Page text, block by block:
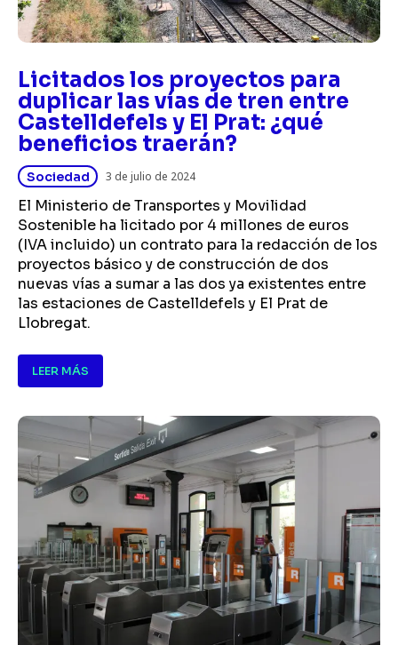
Licitados los proyectos para
duplicar las vías de tren entre
Castelldefels y El Prat: ¿qué
beneficios traerán?
Sociedad 3 de julio de 2024
El Ministerio de Transportes y Movilidad
Sostenible ha licitado por 4 millones de euros
(IVA incluido) un contrato para la redacción de los
proyectos básico y de construcción de dos
nuevas vías a sumar a las dos ya existentes entre
las estaciones de Castelldefels y El Prat de
Llobregat.
LEER MÁS